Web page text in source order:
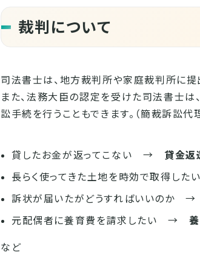
裁判について
司法書士は、地方裁判所や家庭裁判所に提
また、法務大臣の認定を受けた司法書士は
訟手続を行うこともできます。（簡裁訴訟代
貸したお金が返ってこない → 貸金返
長らく使ってきた土地を時効で取得
訴状が届いたがどうすればいいのか
元配偶者に養育費を請求したい →
など